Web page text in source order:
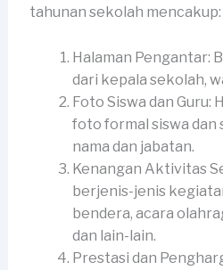
tahunan sekolah mencakup:
Halaman Pengantar:
dari kepala sekolah,
Foto Siswa dan Guru:
foto formal siswa dan
nama dan jabatan.
Kenangan Aktivitas
berjenis-jenis
bendera, acara
dan lain-lain.
Prestasi dan